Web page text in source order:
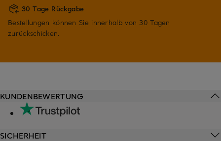
30 Tage Rückgabe
Bestellungen können Sie innerhalb von 30 Tagen
zurückschicken.
KUNDENBEWERTUNG
SICHERHEIT